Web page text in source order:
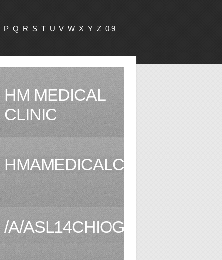
P Q R S T U V W X Y Z 0-9
HM MEDICAL
CLINIC
HMAMEDICALCLINIC.COM
/A/